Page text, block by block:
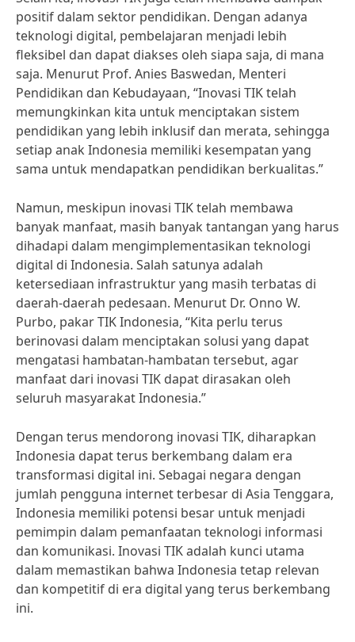
positif dalam sektor pendidikan. Dengan adanya
teknologi digital, pembelajaran menjadi lebih
fleksibel dan dapat diakses oleh siapa saja, di mana
saja. Menurut Prof. Anies Baswedan, Menteri
Pendidikan dan Kebudayaan, “Inovasi TIK telah
memungkinkan kita untuk menciptakan sistem
pendidikan yang lebih inklusif dan merata, sehingga
setiap anak Indonesia memiliki kesempatan yang
sama untuk mendapatkan pendidikan berkualitas.”
Namun, meskipun inovasi TIK telah membawa
banyak manfaat, masih banyak tantangan yang harus
dihadapi dalam mengimplementasikan teknologi
digital di Indonesia. Salah satunya adalah
ketersediaan infrastruktur yang masih terbatas di
daerah-daerah pedesaan. Menurut Dr. Onno W.
Purbo, pakar TIK Indonesia, “Kita perlu terus
berinovasi dalam menciptakan solusi yang dapat
mengatasi hambatan-hambatan tersebut, agar
manfaat dari inovasi TIK dapat dirasakan oleh
seluruh masyarakat Indonesia.”
Dengan terus mendorong inovasi TIK, diharapkan
Indonesia dapat terus berkembang dalam era
transformasi digital ini. Sebagai negara dengan
jumlah pengguna internet terbesar di Asia Tenggara,
Indonesia memiliki potensi besar untuk menjadi
pemimpin dalam pemanfaatan teknologi informasi
dan komunikasi. Inovasi TIK adalah kunci utama
dalam memastikan bahwa Indonesia tetap relevan
dan kompetitif di era digital yang terus berkembang
ini.